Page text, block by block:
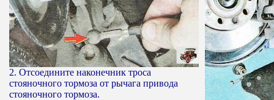
2. Отсоедините наконечник троса
стояночного тормоза от рычага привода
стояночного тормоза.